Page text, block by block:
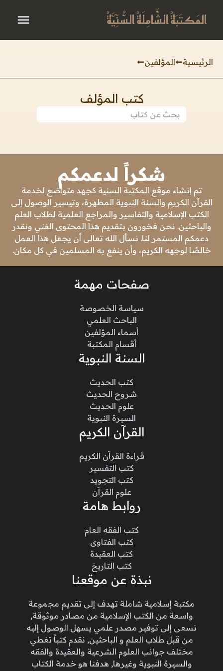
المَكتَبَةُ الشَّامِلَةُ السُّنِّيَّةُ
الرئيسية المؤلفين
كتب المؤلف
شكراً لدعمكم
تم إنشاء موقع المكتبة السنية كجهد متواضع لخدمة
القرآن الكريم والسنة النبوية المطهرة، وتيسير الوصول إلى
الكتب الإسلامية والتفاسير والمراجع العلمية لطلاب العلم
والباحثين. نحن فخورون بتقديم هذا المحتوى الغني ونقدر
دعمكم المستمر لنا. نسأل الله تعالى أن يجعل هذا العمل
خالصًا لوجهه الكريم، وأن ينفع به المسلمين في كل مكان.
صفحات مهمة
سياسة الخصوصة
الباحث العلمي
أسماء المؤلفين
أقسام المكتبة
السنة النبوية
كتب الحديث
شروح الحديث
علوم الحديث
السيرة النبوية
القرآن الكريم
قراءة القرآن الكريم
كتب التفسير
كتب التجويد
علوم القرآن
روابط هامة
كتب الفقه العام
كتب الفتاوى
كتب العقيدة
كتب التاريخ
نبذة عن موقعنا
مكتبة إسلامية شاملة تهدف إلى تقديم مجموعة
واسعة من الكتب الإسلامية من مصادر موثوقة,
نسعى إلى توفير مصدر علمي يسهل الوصول إليه
من قبل طلاب العلم و الباحثين, نقدم كتباً تغطي
مختلف جوانب العلوم الشرعية والعقيدة والفقه
والسيرة النبوية وغيرها, هدفنا هو خدمة الكتاب